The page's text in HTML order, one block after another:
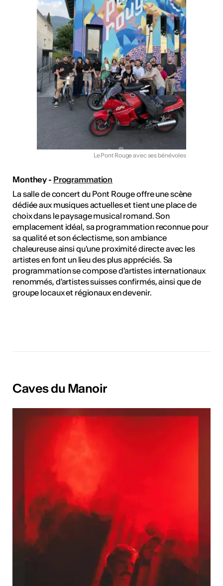
Le Pont Rouge avec ses bénévoles
Monthey - Programmation
La salle de concert du Pont Rouge offre une scène
dédiée aux musiques actuelles et tient une place de
choix dans le paysage musical romand. Son
emplacement idéal, sa programmation reconnue pour
sa qualité et son éclectisme, son ambiance
chaleureuse ainsi qu'une proximité directe avec les
artistes en font un lieu des plus appréciés. Sa
programmation se compose d'artistes internationaux
renommés, d'artistes suisses confirmés, ainsi que de
groupe locaux et régionaux en devenir.
Caves du Manoir